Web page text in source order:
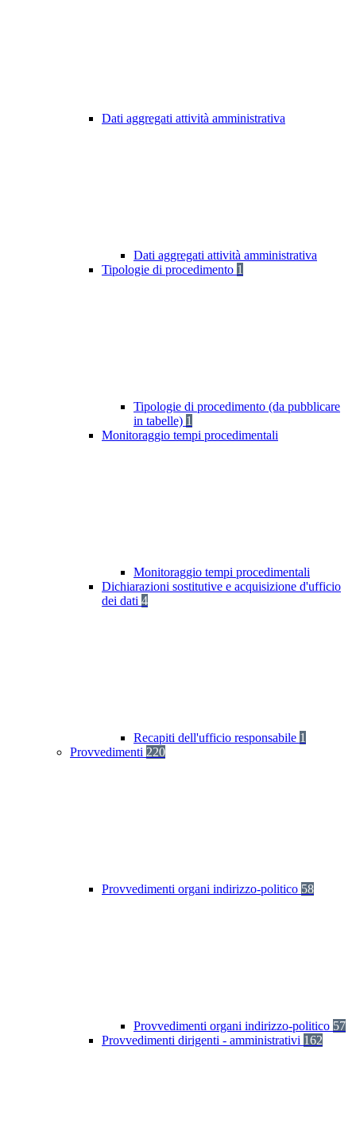
Dati aggregati attività amministrativa
Dati aggregati attività amministrativa
Tipologie di procedimento 1
Tipologie di procedimento (da pubblicare
in tabelle) 1
Monitoraggio tempi procedimentali
Monitoraggio tempi procedimentali
Dichiarazioni sostitutive e acquisizione d'ufficio
dei dati 4
Recapiti dell'ufficio responsabile 1
Provvedimenti 220
Provvedimenti organi indirizzo-politico 58
Provvedimenti organi indirizzo-politico 57
Provvedimenti dirigenti - amministrativi 162